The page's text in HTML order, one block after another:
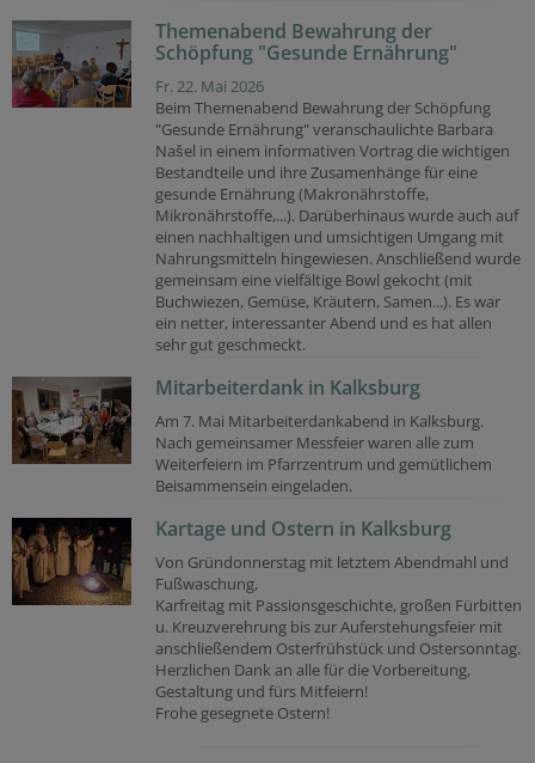
Themenabend Bewahrung der
Schöpfung "Gesunde Ernährung"
Fr. 22. Mai 2026
Beim Themenabend Bewahrung der Schöpfung
"Gesunde Ernährung" veranschaulichte Barbara
Našel in einem informativen Vortrag die wichtigen
Bestandteile und ihre Zusamenhänge für eine
gesunde Ernährung (Makronährstoffe,
Mikronährstoffe,...). Darüberhinaus wurde auch auf
einen nachhaltigen und umsichtigen Umgang mit
Nahrungsmitteln hingewiesen. Anschließend wurde
gemeinsam eine vielfältige Bowl gekocht (mit
Buchwiezen, Gemüse, Kräutern, Samen...). Es war
ein netter, interessanter Abend und es hat allen
sehr gut geschmeckt.
Mitarbeiterdank in Kalksburg
Am 7. Mai Mitarbeiterdankabend in Kalksburg.
Nach gemeinsamer Messfeier waren alle zum
Weiterfeiern im Pfarrzentrum und gemütlichem
Beisammensein eingeladen.
Kartage und Ostern in Kalksburg
Von Gründonnerstag mit letztem Abendmahl und
Fußwaschung,
Karfreitag mit Passionsgeschichte, großen Fürbitten
u. Kreuzverehrung bis zur Auferstehungsfeier mit
anschließendem Osterfrühstück und Ostersonntag.
Herzlichen Dank an alle für die Vorbereitung,
Gestaltung und fürs Mitfeiern!
Frohe gesegnete Ostern!